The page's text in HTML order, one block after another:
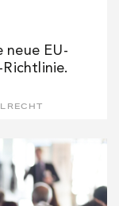
neue EU-